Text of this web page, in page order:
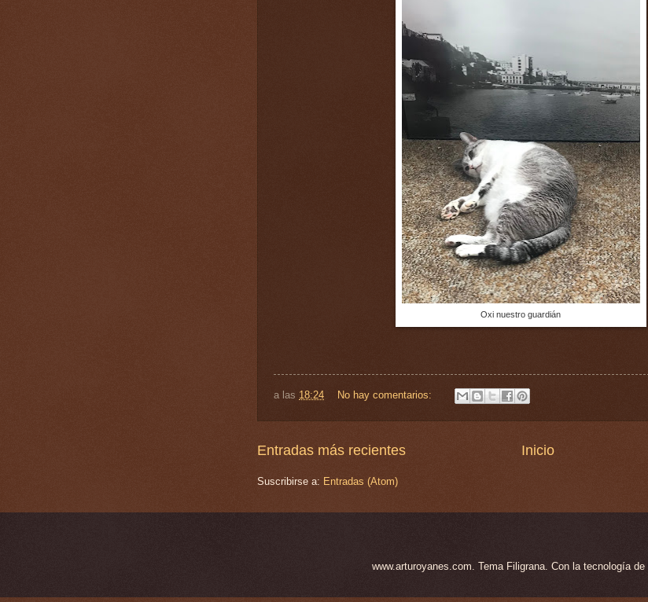
Oxi nuestro guardián
a las 18:24 No hay comentarios:
Entradas más recientes Inicio
Suscribirse a: Entradas (Atom)
www.arturoyanes.com. Tema Filigrana. Con la tecnología de